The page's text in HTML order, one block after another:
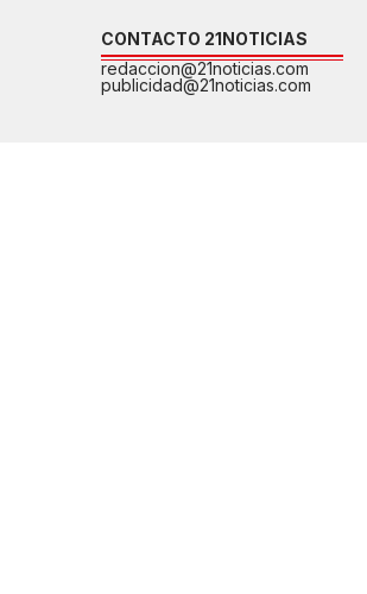
CONTACTO 21NOTICIAS
redaccion@21noticias.com
publicidad@21noticias.com